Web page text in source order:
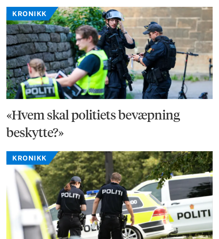
KRONIKK
«Hvem skal politiets bevæpning
beskytte?»
KRONIKK